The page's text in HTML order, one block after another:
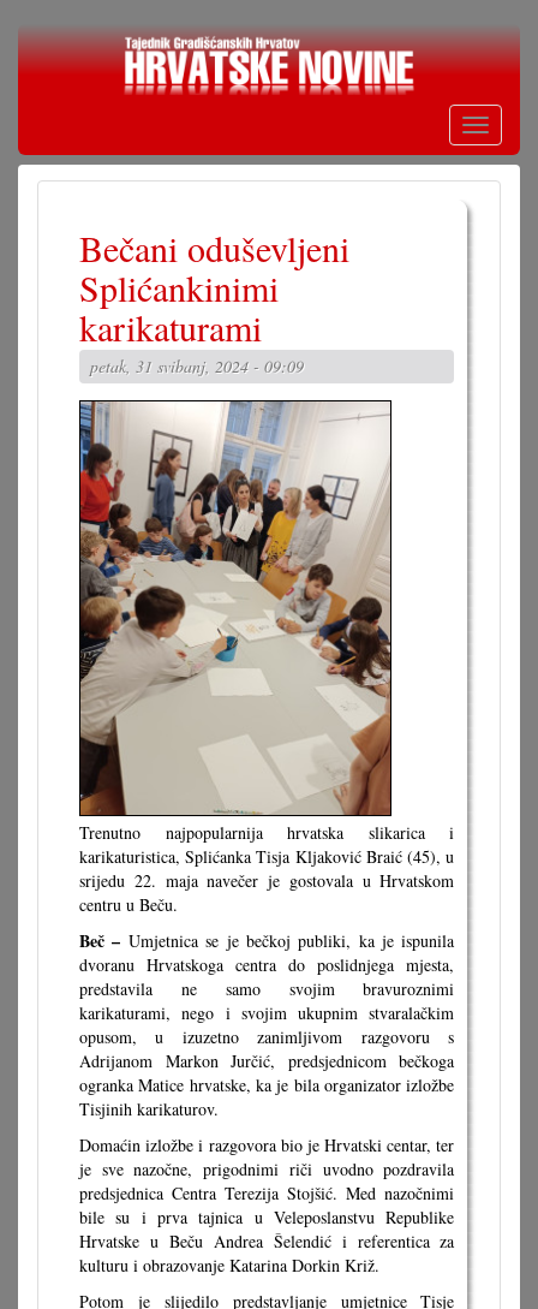
Skoči
Toggle
Bečani oduševljeni
Splićankinimi
karikaturami
petak, 31 svibanj, 2024 - 09:09
Trenutno najpopularnija hrvatska slikarica i
karikaturistica, Splićanka Tisja Kljaković Braić (45), u
srijedu 22. maja navečer je gostovala u Hrvatskom
centru u Beču.
Beč – Umjetnica se je bečkoj publiki, ka je ispunila
dvoranu Hrvatskoga centra do poslidnjega mjesta,
predstavila ne samo svojim bravuroznimi
karikaturami, nego i svojim ukupnim stvaralačkim
opusom, u izuzetno zanimljivom razgovoru s
Adrijanom Markon Jurčić, predsjednicom bečkoga
ogranka Matice hrvatske, ka je bila organizator izložbe
Tisjinih karikaturov.
Domaćin izložbe i razgovora bio je Hrvatski centar, ter
je sve nazočne, prigodnimi riči uvodno pozdravila
predsjednica Centra Terezija Stojšić. Med nazočnimi
bile su i prva tajnica u Veleposlanstvu Republike
Hrvatske u Beču Andrea Šelendić i referentica za
kulturu i obrazovanje Katarina Dorkin Križ.
Potom je slijedilo predstavljanje umjetnice Tisje